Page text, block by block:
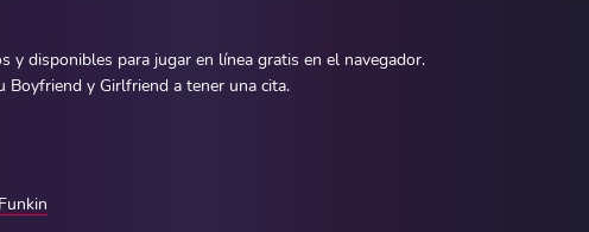
disponibles para jugar en línea gratis en el navegador.
Boyfriend y Girlfriend a tener una cita.